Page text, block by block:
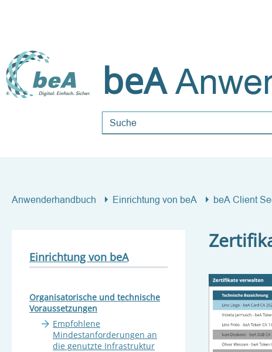
beA
Suchbegriff
Anwenderhandbuch Einrichtung von beA beA Client
Einrichtung von beA
Organisatorische und technische
Voraussetzungen
Empfohlene
Mindestanforderungen an
die genutzte Infrastruktur